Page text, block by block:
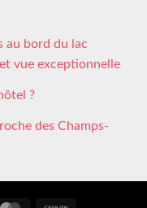
au bord du lac
vue exceptionnelle
?
des Champs-